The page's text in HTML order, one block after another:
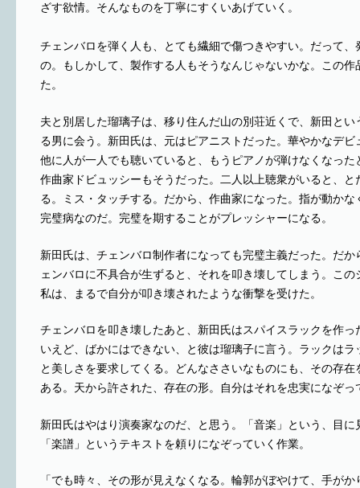
ざす欲情。そんなものを丁寧にすくいあげていく。
チェンバロを弾く人も、とても繊細で傷つきやすい。だって、
の。もしかして、製作する人もそうなんじゃないかな。この作
た。
夫と別居した瑠璃子は、移り住んだ山の別荘近くで、新田とい
る男に会う。新田氏は、元はピアニストだった。華やかなデビ
他に人が一人でも聴いていると、もうピアノが弾けなくなった
作曲家ドビュッシーもそうだった。二人以上聴衆がいると、と
る。ミス・タッチする。だから、作曲家になった。指が動かな
完璧病なのだ。完璧を期することがプレッシャーになる。
新田氏は、チェンバロ制作者になっても完璧主義だった。だか
ェンバロに不具合が生ずると、それを叩き壊してしまう。こ
私は、まるで自分が叩き壊されたような衝撃を受けた。
チェンバロを叩き壊したあと、新田氏はスパイスラックを作っ
いえど、ばかにはできない、と彼は瑠璃子に言う。ラックはラ
と美しさを要求してくる。どんなささいなものにも、その存
ある。天から許された、存在の形。自分はそれを忠実になぞっ
新田氏はやはり演奏家なのだ、と思う。「音楽」という、目に
「楽譜」というテキストを頼りになぞっていく作業。
「でも時々、その形が見えなくなる。輪郭がぼやけて、手が